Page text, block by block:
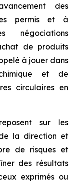
des
permis et à
négociations
de produits
à jouer dans
et de
circulaires en
sur les
la direction et
de risques et
des résultats
exprimés ou